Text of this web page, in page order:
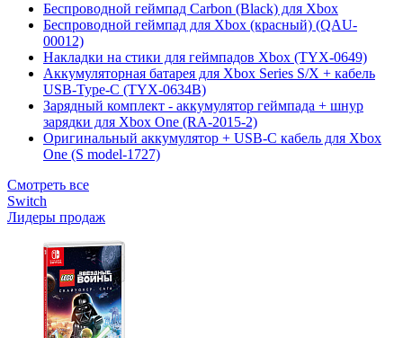
Беспроводной геймпад Carbon (Black) для Xbox
Беспроводной геймпад для Xbox (красный) (QAU-
00012)
Накладки на стики для геймпадов Xbox (TYX-0649)
Аккумуляторная батарея для Xbox Series S/X + кабель
USB-Type-C (TYX-0634B)
Зарядный комплект - аккумулятор геймпада + шнур
зарядки для Xbox One (RA-2015-2)
Оригинальный аккумулятор + USB-C кабель для Xbox
One (S model-1727)
Смотреть все
Switch
Лидеры продаж